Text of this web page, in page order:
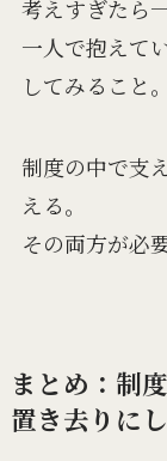
考えすぎたら
一人で抱えて
してみること。
制度の中で支
える。
その両方が必
まとめ：制
置き去りに